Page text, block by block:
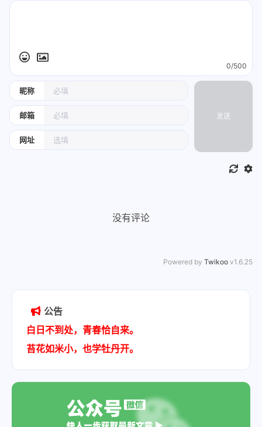
昵称
邮箱
网址
0/500
发送
没有评论
Powered by Twikoo v1.6.25
公告
白日不到处，青春恰自来。
苔花如米小，也学牡丹开。